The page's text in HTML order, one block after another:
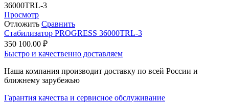
36000TRL-3
Просмотр
Отложить Сравнить
Стабилизатор PROGRESS 36000TRL-3
350 100.00 ₽
Быстро и качественно доставляем
Наша компания производит доставку по всей России и
ближнему зарубежью
Гарантия качества и сервисное обслуживание